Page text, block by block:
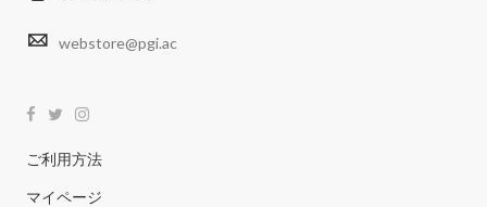
webstore@pgi.ac
ご利用方法
マイページ